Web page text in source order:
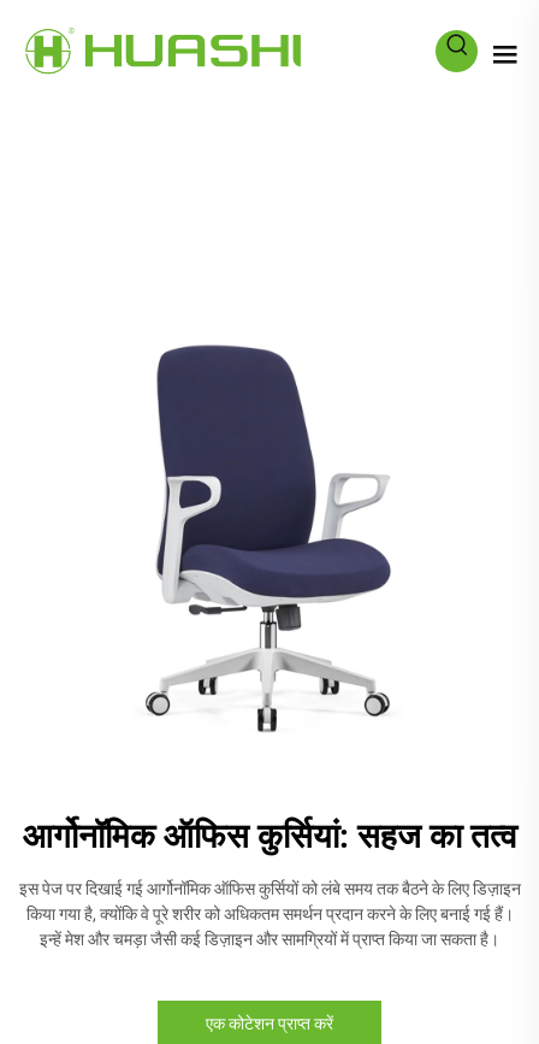
आर्गोनॉमिक ऑफिस कुर्सियां: सहज का तत्व
इस पेज पर दिखाई गई आर्गोनॉमिक ऑफिस कुर्सियों को लंबे समय तक बैठने के लिए डिज़ाइन
किया गया है, क्योंकि वे पूरे शरीर को अधिकतम समर्थन प्रदान करने के लिए बनाई गई हैं।
इन्हें मेश और चमड़ा जैसी कई डिज़ाइन और सामग्रियों में प्राप्त किया जा सकता है।
एक कोटेशन प्राप्त करें